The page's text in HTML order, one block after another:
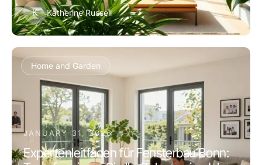
K Katherine Russell
Home and Garden
JANUARY 31, 2026
Expertenleitfaden für Fensterbau Bonn: